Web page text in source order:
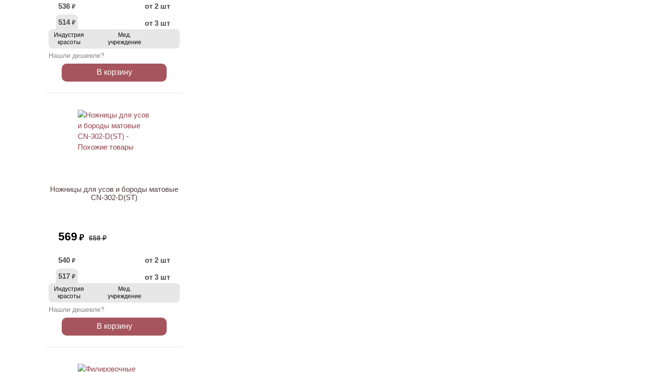
536 ₽
от 2 шт
514 ₽ от 3 шт
Индустрия
красоты
Мед.
учреждение
Нашли дешевле?
В корзину
Ножницы для усов и бороды матовые
CN-302-D(ST)
569 ₽ 658 ₽
540 ₽
от 2 шт
517 ₽ от 3 шт
Индустрия
красоты
Мед.
учреждение
Нашли дешевле?
В корзину